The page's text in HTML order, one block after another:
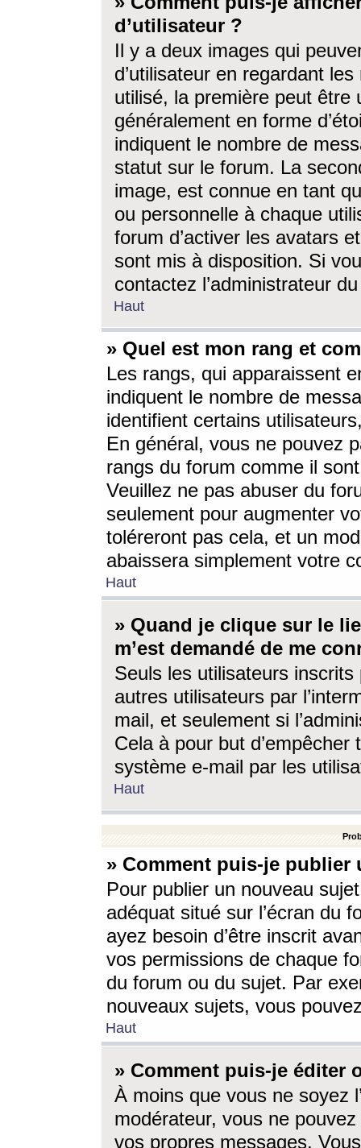
d’utilisateur ?
Il y a deux images qui
d’utilisateur en regardant
utilisé, la première peut être
généralement en forme
indiquent le nombre de
statut sur le forum. La
image, est connue en tant
ou personnelle à chaque
forum d’activer les avatars
sont mis à disposition. Si
contactez l’administrateur
Haut
» Quel est mon rang et
Les rangs, qui apparaissent
indiquent le nombre de
identifient certains
En général, vous ne pouvez
rangs du forum comme il
Veuillez ne pas abuser du
seulement pour augmenter
toléreront pas cela, et un
abaissera simplement votre
Haut
» Quand je clique sur le
m’est demandé de me
Seuls les utilisateurs
autres utilisateurs par
mail, et seulement si
Cela à pour but
système e-mail par les
Haut
» Comment puis-je
Pour publier un nouveau
adéquat situé sur l’écran du
ayez besoin d’être inscrit
vos permissions de chaque
du forum ou du sujet. Par
nouveaux sujets, vous
Haut
» Comment puis-je éditer
À moins que vous ne soyez
modérateur, vous ne
vos propres messages.